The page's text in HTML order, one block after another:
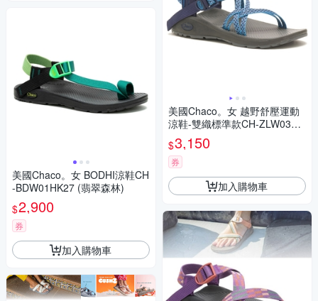
美國Chaco。女 BODHI涼鞋CH
-BDW01HK27 (翡翠森林)
$2,900
券
加入購物車
美國Chaco。女 越野舒壓運動
涼鞋-雙織標準款CH-ZLW03HJ
05 (翠藍拼圖)
$3,150
券
加入購物車